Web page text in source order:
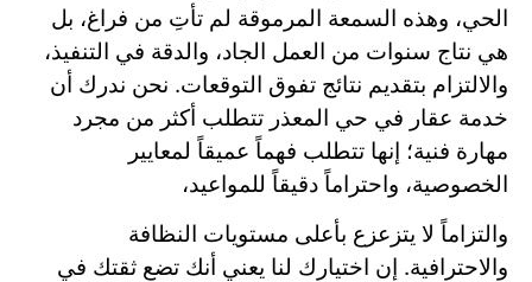
الحي، وهذه السمعة المرموقة لم تأتِ من فراغ، بل
هي نتاج سنوات من العمل الجاد، والدقة في التنفيذ،
والالتزام بتقديم نتائج تفوق التوقعات. نحن ندرك أن
خدمة عقار في حي المعذر تتطلب أكثر من مجرد
مهارة فنية؛ إنها تتطلب فهماً عميقاً لمعايير
الخصوصية، واحتراماً دقيقاً للمواعيد،
والتزاماً لا يتزعزع بأعلى مستويات النظافة
والاحترافية. إن اختيارك لنا يعني أنك تضع ثقتك في